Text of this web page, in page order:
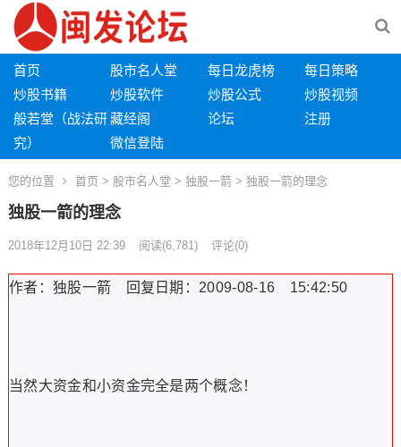
首页 股市名人堂 每日龙虎榜
每日策略
炒股书籍
炒股软件 炒股公式
炒股视频
般若堂（战法研
究）
藏经阁 论坛
注册
微信登陆
您的位置 首页 > 股市名人堂 > 独股一箭 > 独股一箭的理念
独股一箭的理念
2018年12月10日 22:39 阅读(6,781) 评论(0)
作者：独股一箭 回复日期：2009-08-16 15:42:50
当然大资金和小资金完全是两个概念！